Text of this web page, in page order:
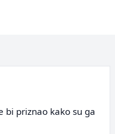
bi priznao kako su ga